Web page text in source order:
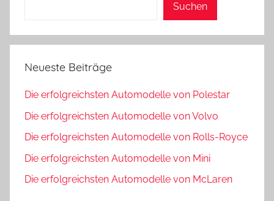
Suchen
Neueste Beiträge
Die erfolgreichsten Automodelle von Polestar
Die erfolgreichsten Automodelle von Volvo
Die erfolgreichsten Automodelle von Rolls-Royce
Die erfolgreichsten Automodelle von Mini
Die erfolgreichsten Automodelle von McLaren